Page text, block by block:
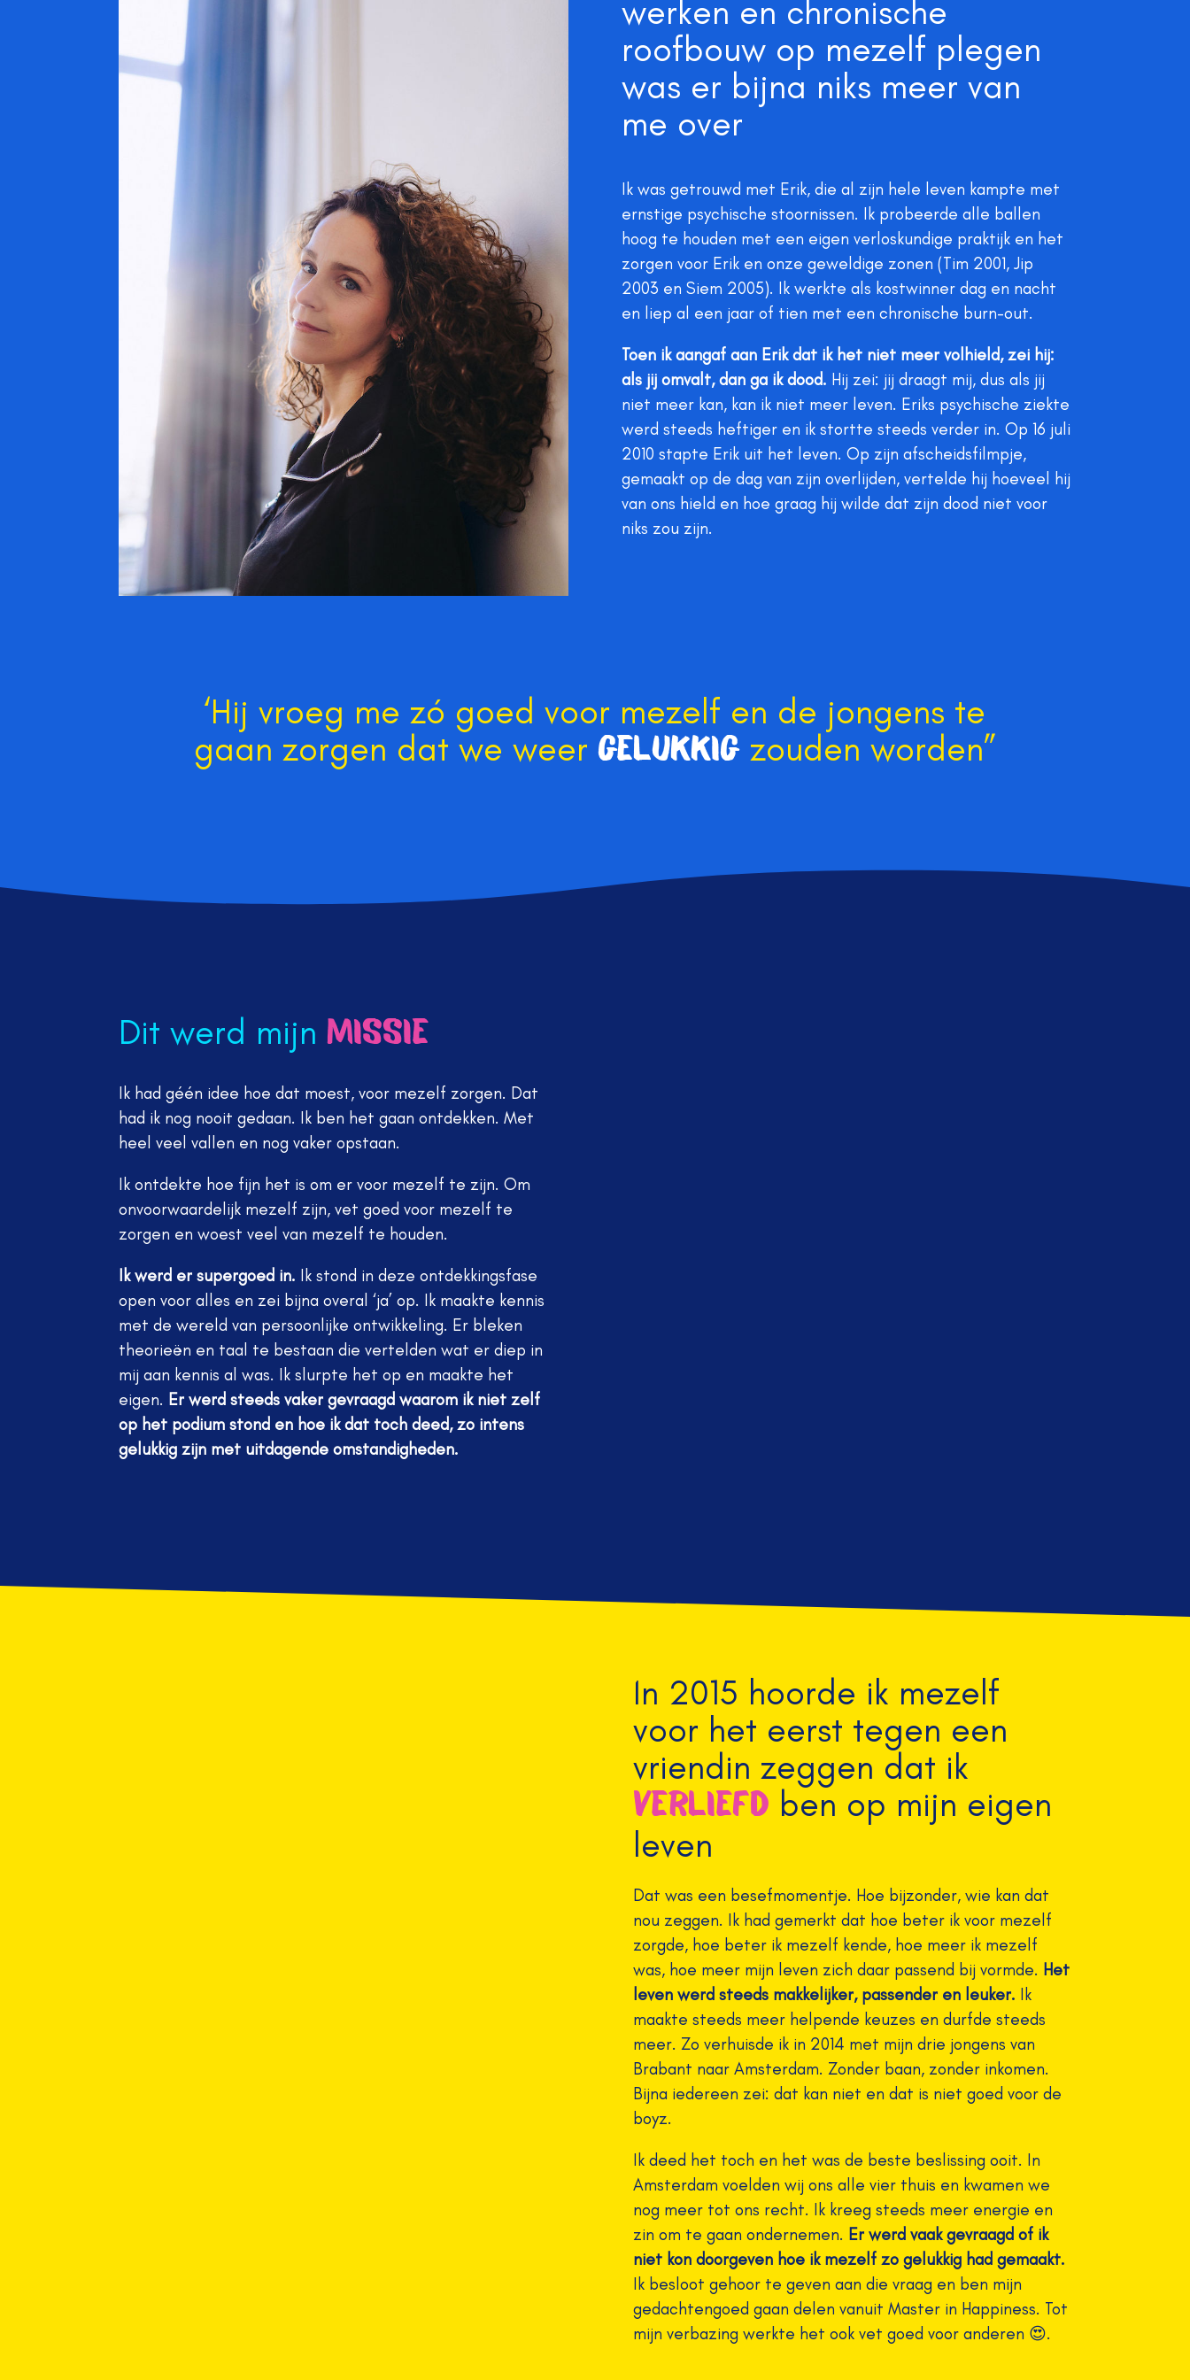
werken en chronische
roofbouw op mezelf plegen
was er bijna niks meer van
me over
Ik was getrouwd met Erik, die al zijn hele leven kampte met
ernstige psychische stoornissen. Ik probeerde alle ballen
hoog te houden met een eigen verloskundige praktijk en het
zorgen voor Erik en onze geweldige zonen (Tim 2001, Jip
2003 en Siem 2005). Ik werkte als kostwinner dag en nacht
en liep al een jaar of tien met een chronische burn-out.
Toen ik aangaf aan Erik dat ik het niet meer volhield, zei hij:
als jij omvalt, dan ga ik dood. Hij zei: jij draagt mij, dus als jij
niet meer kan, kan ik niet meer leven. Eriks psychische ziekte
werd steeds heftiger en ik stortte steeds verder in. Op 16 juli
2010 stapte Erik uit het leven. Op zijn afscheidsfilmpje,
gemaakt op de dag van zijn overlijden, vertelde hij hoeveel hij
van ons hield en hoe graag hij wilde dat zijn dood niet voor
niks zou zijn.
‘Hij vroeg me zó goed voor mezelf en de jongens te
gaan zorgen dat we weer gelukkigzouden worden”
Dit werd mijnmissie
Ik had géén idee hoe dat moest, voor mezelf zorgen. Dat
had ik nog nooit gedaan. Ik ben het gaan ontdekken. Met
heel veel vallen en nog vaker opstaan.
Ik ontdekte hoe fijn het is om er voor mezelf te zijn. Om
onvoorwaardelijk mezelf zijn, vet goed voor mezelf te
zorgen en woest veel van mezelf te houden.
Ik werd er supergoed in. Ik stond in deze ontdekkingsfase
open voor alles en zei bijna overal ‘ja’ op. Ik maakte kennis
met de wereld van persoonlijke ontwikkeling. Er bleken
theorieën en taal te bestaan die vertelden wat er diep in
mij aan kennis al was. Ik slurpte het op en maakte het
eigen. Er werd steeds vaker gevraagd waarom ik niet zelf
op het podium stond en hoe ik dat toch deed, zo intens
gelukkig zijn met uitdagende omstandigheden.
In 2015 hoorde ik mezelf
voor het eerst tegen een
vriendin zeggen dat ik
verliefd ben op mijn eigen
leven
Dat was een besefmomentje. Hoe bijzonder, wie kan dat
nou zeggen. Ik had gemerkt dat hoe beter ik voor mezelf
zorgde, hoe beter ik mezelf kende, hoe meer ik mezelf
was, hoe meer mijn leven zich daar passend bij vormde. Het
leven werd steeds makkelijker, passender en leuker. Ik
maakte steeds meer helpende keuzes en durfde steeds
meer. Zo verhuisde ik in 2014 met mijn drie jongens van
Brabant naar Amsterdam. Zonder baan, zonder inkomen.
Bijna iedereen zei: dat kan niet en dat is niet goed voor de
boyz.
Ik deed het toch en het was de beste beslissing ooit. In
Amsterdam voelden wij ons alle vier thuis en kwamen we
nog meer tot ons recht. Ik kreeg steeds meer energie en
zin om te gaan ondernemen. Er werd vaak gevraagd of ik
niet kon doorgeven hoe ik mezelf zo gelukkig had gemaakt.
Ik besloot gehoor te geven aan die vraag en ben mijn
gedachtengoed gaan delen vanuit Master in Happiness. Tot
mijn verbazing werkte het ook vet goed voor anderen 😍.